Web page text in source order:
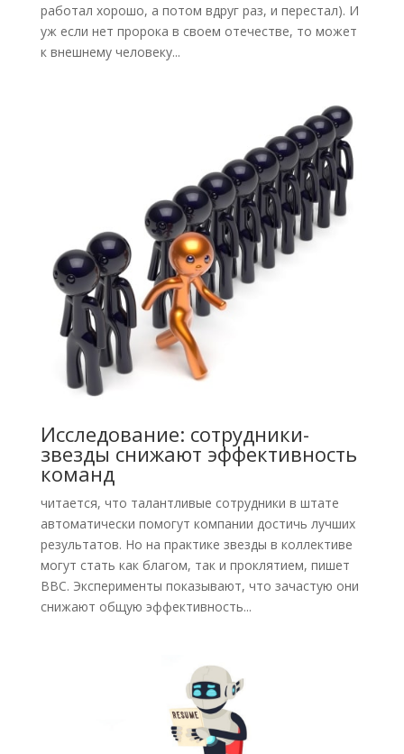
работал хорошо, а потом вдруг раз, и перестал). И
уж если нет пророка в своем отечестве, то может
к внешнему человеку...
Исследование: сотрудники-
звезды снижают эффективность
команд
читается, что талантливые сотрудники в штате
автоматически помогут компании достичь лучших
результатов. Но на практике звезды в коллективе
могут стать как благом, так и проклятием, пишет
BBC. Эксперименты показывают, что зачастую они
снижают общую эффективность...